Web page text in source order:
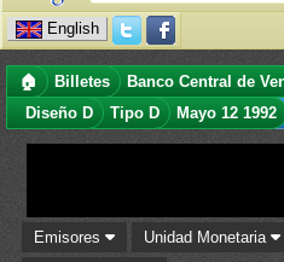
English
🏠 Billetes Banco Central de
Diseño D
Tipo D Mayo 12 1992
Emisores Unidad Monetaria